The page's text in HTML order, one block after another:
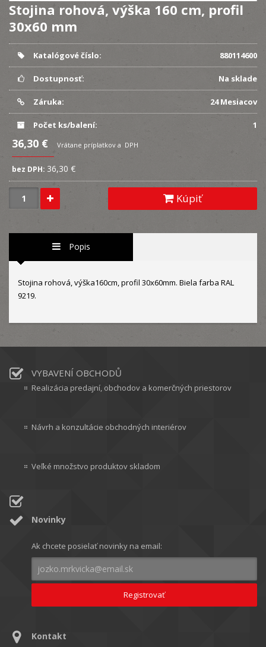
Stojina rohová, výška 160 cm, profil
30x60 mm
Katalógové číslo: 880114600
Dostupnosť: Na sklade
Záruka: 24 Mesiacov
Počet ks/balení: 1
36,30 € Vrátane príplatkov a DPH
bez DPH: 36,30 €
Kúpiť
Popis
Stojina rohová, výška160cm, profil 30x60mm. Biela farba RAL
9219.
VYBAVENÍ OBCHODŮ
Realizácia predajní, obchodov a komerčných priestorov
Návrh a konzultácie obchodných interiérov
Veľké množstvo produktov skladom
Novinky
Ak chcete posielať novinky na email:
Kontakt